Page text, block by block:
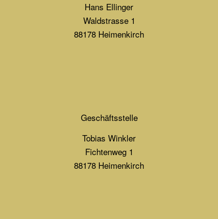
Hans Ellinger
Waldstrasse 1
88178 Heimenkirch
Geschäftsstelle
Tobias Winkler
Fichtenweg 1
88178 Heimenkirch